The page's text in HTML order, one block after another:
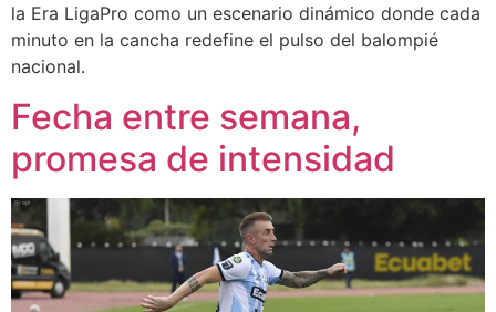
la Era LigaPro como un escenario dinámico donde cada
minuto en la cancha redefine el pulso del balompié
nacional.
Fecha entre semana,
promesa de intensidad